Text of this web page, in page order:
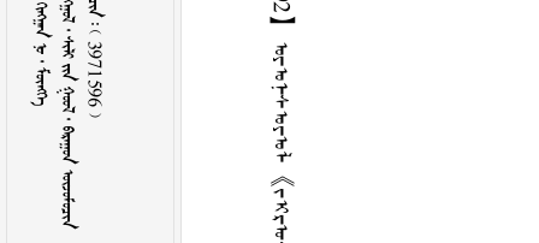
        